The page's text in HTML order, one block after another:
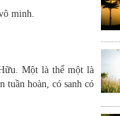
minh.
Một là thể một là
hoàn, có sanh có